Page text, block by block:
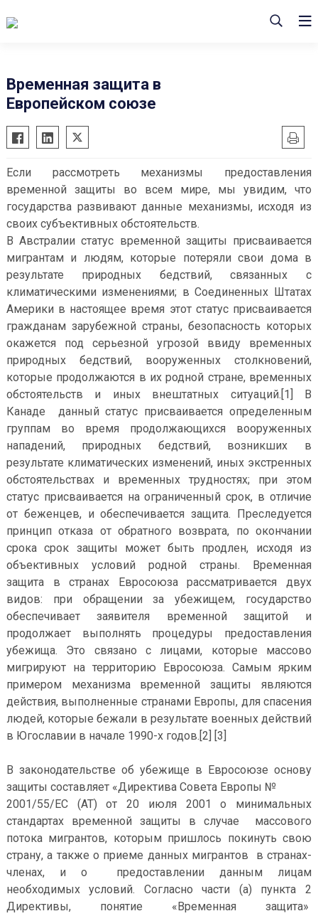
Временная защита в
Европейском союзе
Если рассмотреть механизмы предоставления
временной защиты во всем мире, мы увидим, что
государства развивают данные механизмы, исходя из
своих субъективных обстоятельств.
В Австралии статус временной защиты присваивается
мигрантам и людям, которые потеряли свои дома в
результате природных бедствий, связанных с
климатическими изменениями; в Соединенных Штатах
Америки в настоящее время этот статус присваивается
гражданам зарубежной страны, безопасность которых
окажется под серьезной угрозой ввиду временных
природных бедствий, вооруженных столкновений,
которые продолжаются в их родной стране, временных
обстоятельств и иных внештатных ситуаций.[1] В
Канаде данный статус присваивается определенным
группам во время продолжающихся вооруженных
нападений, природных бедствий, возникших в
результате климатических изменений, иных экстренных
обстоятельствах и временных трудностях; при этом
статус присваивается на ограниченный срок, в отличие
от беженцев, и обеспечивается защита. Преследуется
принцип отказа от обратного возврата, по окончании
срока срок защиты может быть продлен, исходя из
объективных условий родной страны. Временная
защита в странах Евросоюза рассматривается двух
видов: при обращении за убежищем, государство
обеспечивает заявителя временной защитой и
продолжает выполнять процедуры предоставления
убежища. Это связано с лицами, которые массово
мигрируют на территорию Евросоюза. Самым ярким
примером механизма временной защиты являются
действия, выполненные странами Европы, для спасения
людей, которые бежали в результате военных действий
в Югославии в начале 1990-х годов.[2] [3]
В законодательстве об убежище в Евросоюзе основу
защиты составляет «Директива Совета Европы №
2001/55/ЕС (АТ) от 20 июля 2001 о минимальных
стандартах временной защиты в случае массового
потока мигрантов, которым пришлось покинуть свою
страну, а также о приеме данных мигрантов в странах-
членах, и о предоставлении данным лицам
необходимых условий. Согласно части (а) пункта 2
Директивы, понятие «Временная защита»